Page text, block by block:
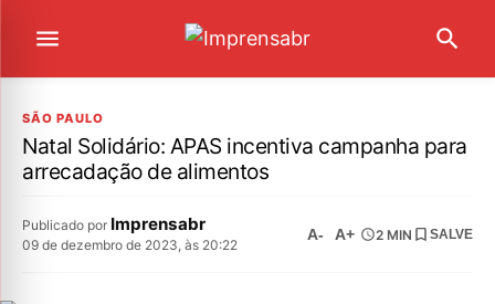
SÃO PAULO
Natal Solidário: APAS incentiva campanha para
arrecadação de alimentos
Publicado por Imprensabr
09 de dezembro de 2023, às 20:22
A- A+ 2 MIN SALVE